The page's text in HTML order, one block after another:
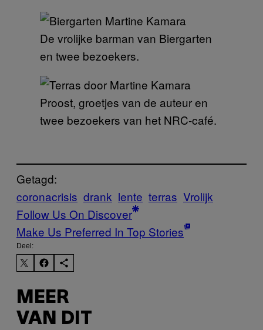
De vrolijke barman van Biergarten
en twee bezoekers.
Proost, groetjes van de auteur en
twee bezoekers van het NRC-café.
Getagd:
coronacrisis drank lente terras Vrolijk
Follow Us On Discover
Make Us Preferred In Top Stories
Deel:
MEER
VAN DIT